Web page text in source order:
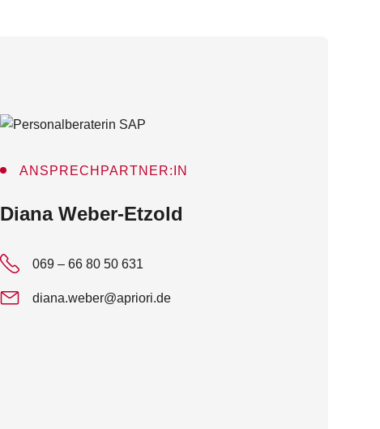
ANSPRECHPARTNER:IN
:
Diana Weber-Etzold
069 – 66 80 50 631
diana.weber@apriori.de